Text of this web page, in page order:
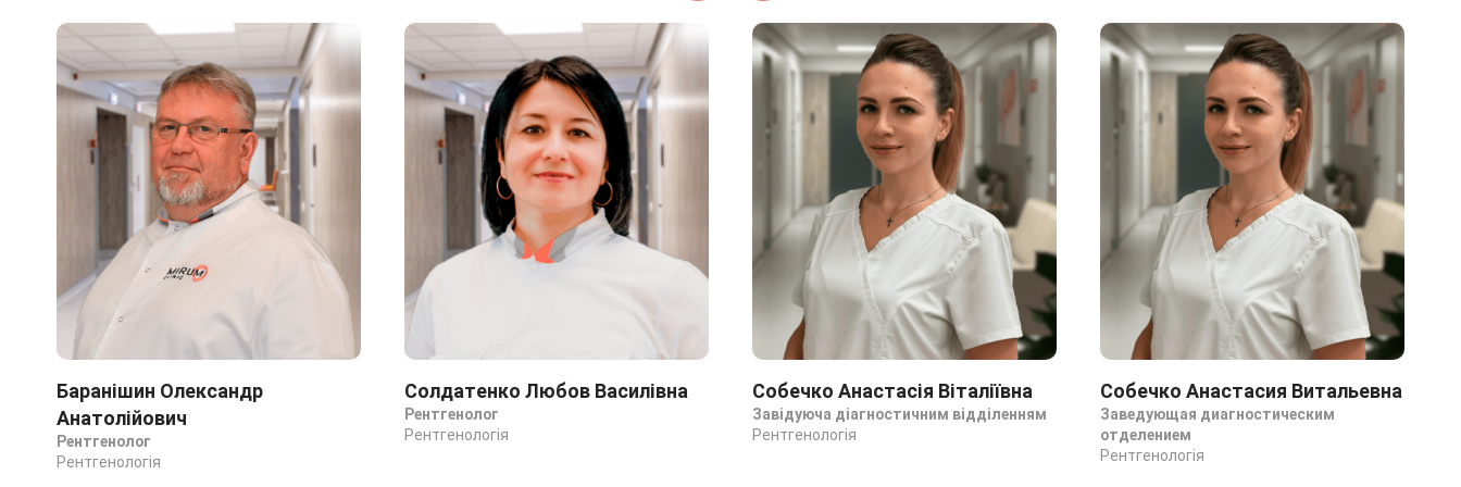
Баранішин Олександр
Анатолійович
Рентгенолог
Рентгенологія
Солдатенко Любов Василівна
Рентгенолог
Рентгенологія
Собечко Анастасія Віталіївна
Завідуюча діагностичним відділенням
Рентгенологія
Собечко Анастасия Витальевна
Заведующая диагностическим
отделением
Рентгенологія